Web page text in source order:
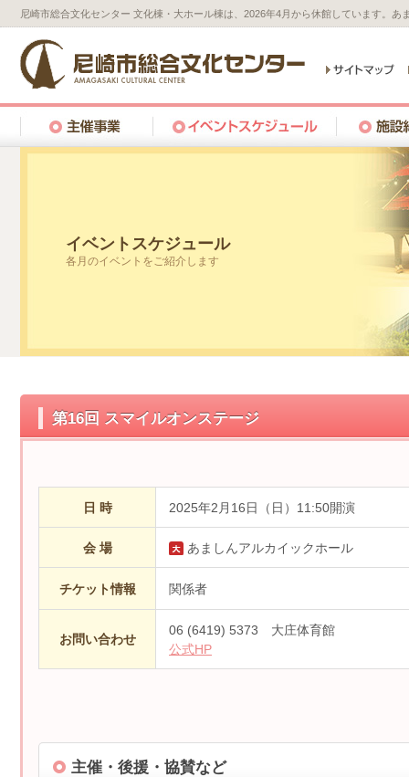
尼崎市総合文化センター 文化棟・大ホール棟は、2026年4月から休館しています。
イベントスケジュール
各月のイベントをご紹介します
第16回 スマイルオンステージ
日 時 2025年2月16日（日）11:50開演
会 場 あましんアルカイックホール
チケット情報 関係者
お問い合わせ
06 (6419) 5373 大庄体育館
公式HP
主催・後援・協賛など